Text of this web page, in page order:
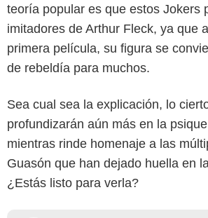
teoría popular es que estos Jokers
imitadores de Arthur Fleck, ya que
primera película, su figura se
de rebeldía para muchos.
Sea cual sea la explicación, lo
profundizarán aún más en la
mientras rinde homenaje a las
Guasón que han dejado huella en
¿Estás listo para verla?